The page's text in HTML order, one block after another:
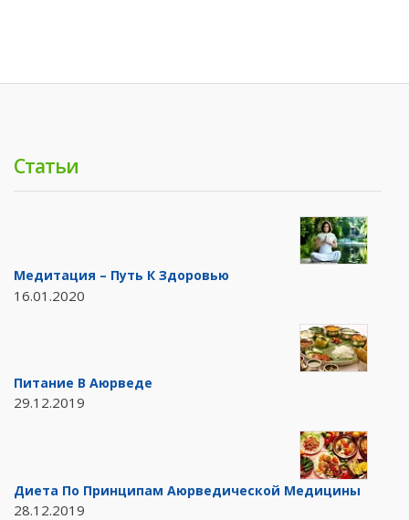
Статьи
Медитация – Путь К Здоровью
16.01.2020
Питание В Аюрведе
29.12.2019
Диета По Принципам Аюрведической Медицины
28.12.2019